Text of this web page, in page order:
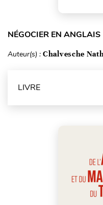
NÉGOCIER EN ANGLAIS
Auteur(s) : Chalvesche
LIVRE